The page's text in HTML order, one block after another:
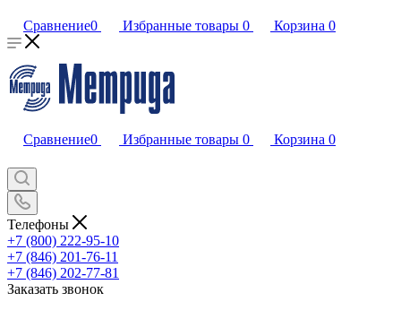
Сравнение0 Избранные товары 0 Корзина 0
Сравнение0 Избранные товары 0 Корзина 0
Телефоны
+7 (800) 222-95-10
+7 (846) 201-76-11
+7 (846) 202-77-81
Заказать звонок